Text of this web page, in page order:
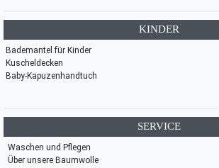
KINDER
Bademantel für Kinder
Kuscheldecken
Baby-Kapuzenhandtuch
SERVICE
Waschen und Pflegen
Über unsere Baumwolle